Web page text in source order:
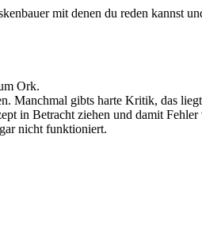
mit denen du reden kannst
Ork.
Manchmal gibts harte Kritik, das
in Betracht ziehen und damit
nicht funktioniert.